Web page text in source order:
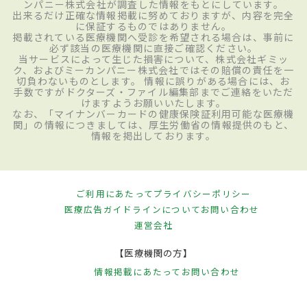
ンパニー株式会社が調査した情報をもとにしています。
出来るだけ正確な情報掲載に努めておりますが、内容を完全
に保証するものではありません。
掲載されている医療機関へ受診を希望される場合は、事前に
必ず該当の医療機関に直接ご確認ください。
当サービスによって生じた損害について、株式会社ギミッ
ク、およびミーカンパニー株式会社ではその賠償の責任を一
切負わないものとします。 情報に誤りがある場合には、お
手数ですがドクターズ・ファイル編集部までご連絡をいただ
けますようお願いいたします。
なお、「マイナンバーカードの健康保険証利用可能な医療機
関」の情報につきましては、厚生労働省の情報提供のもと、
情報を掲出しております。
ご利用にあたってプライバシーポリシー
医療広告ガイドラインについてお問い合わせ
運営会社
【医療機関の方】
情報掲載にあたって お問い合わせ